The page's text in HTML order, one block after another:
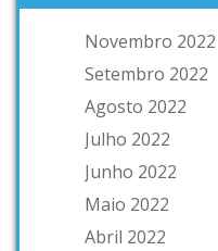
Novembro 2022
Setembro 2022
Agosto 2022
Julho 2022
Junho 2022
Maio 2022
Abril 2022